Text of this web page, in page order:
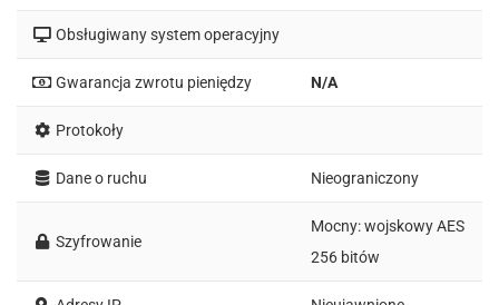
Obsługiwany system operacyjny
Gwarancja zwrotu pieniędzy N/A
Protokoły
Dane o ruchu Nieograniczony
Szyfrowanie
Mocny: wojskowy AES
256 bitów